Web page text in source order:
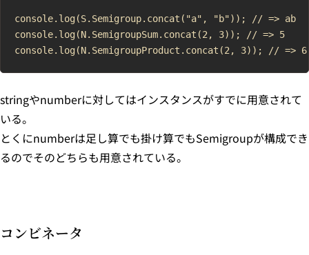
console.log(S.Semigroup.concat("a", "b")); // => ab
console.log(N.SemigroupSum.concat(2, 3)); // => 5
stringやnumberに対してはインスタンスがすでに用意されて
いる。
とくにnumberは足し算でも掛け算でもSemigroupが構成でき
るのでそのどちらも用意されている。
コンビネータ